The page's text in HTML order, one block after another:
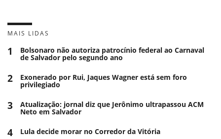
MAIS LIDAS
1 Bolsonaro não autoriza patrocínio federal ao Carnaval
de Salvador pelo segundo ano
2 Exonerado por Rui, Jaques Wagner está sem foro
privilegiado
3 Atualização: jornal diz que Jerônimo ultrapassou ACM
Neto em Salvador
4 Lula decide morar no Corredor da Vitória